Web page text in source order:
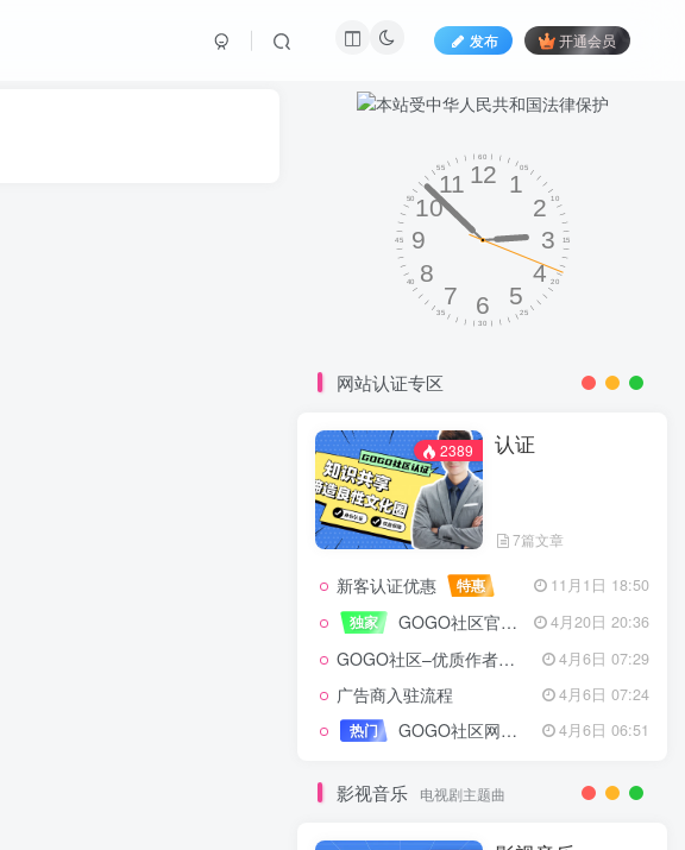
发布 开通会员
网站认证专区
2389 认证
7篇文章
新客认证优惠 特惠
11月1日 18:50
独家
GOGO社区官方成员认证 4月20日 20:36
GOGO社区–优质作者认证 4月6日 07:29
广告商入驻流程
4月6日 07:24
热门
GOGO社区网站搭建(自助服务) 4月6日 06:51
影视音乐 电视剧主题曲